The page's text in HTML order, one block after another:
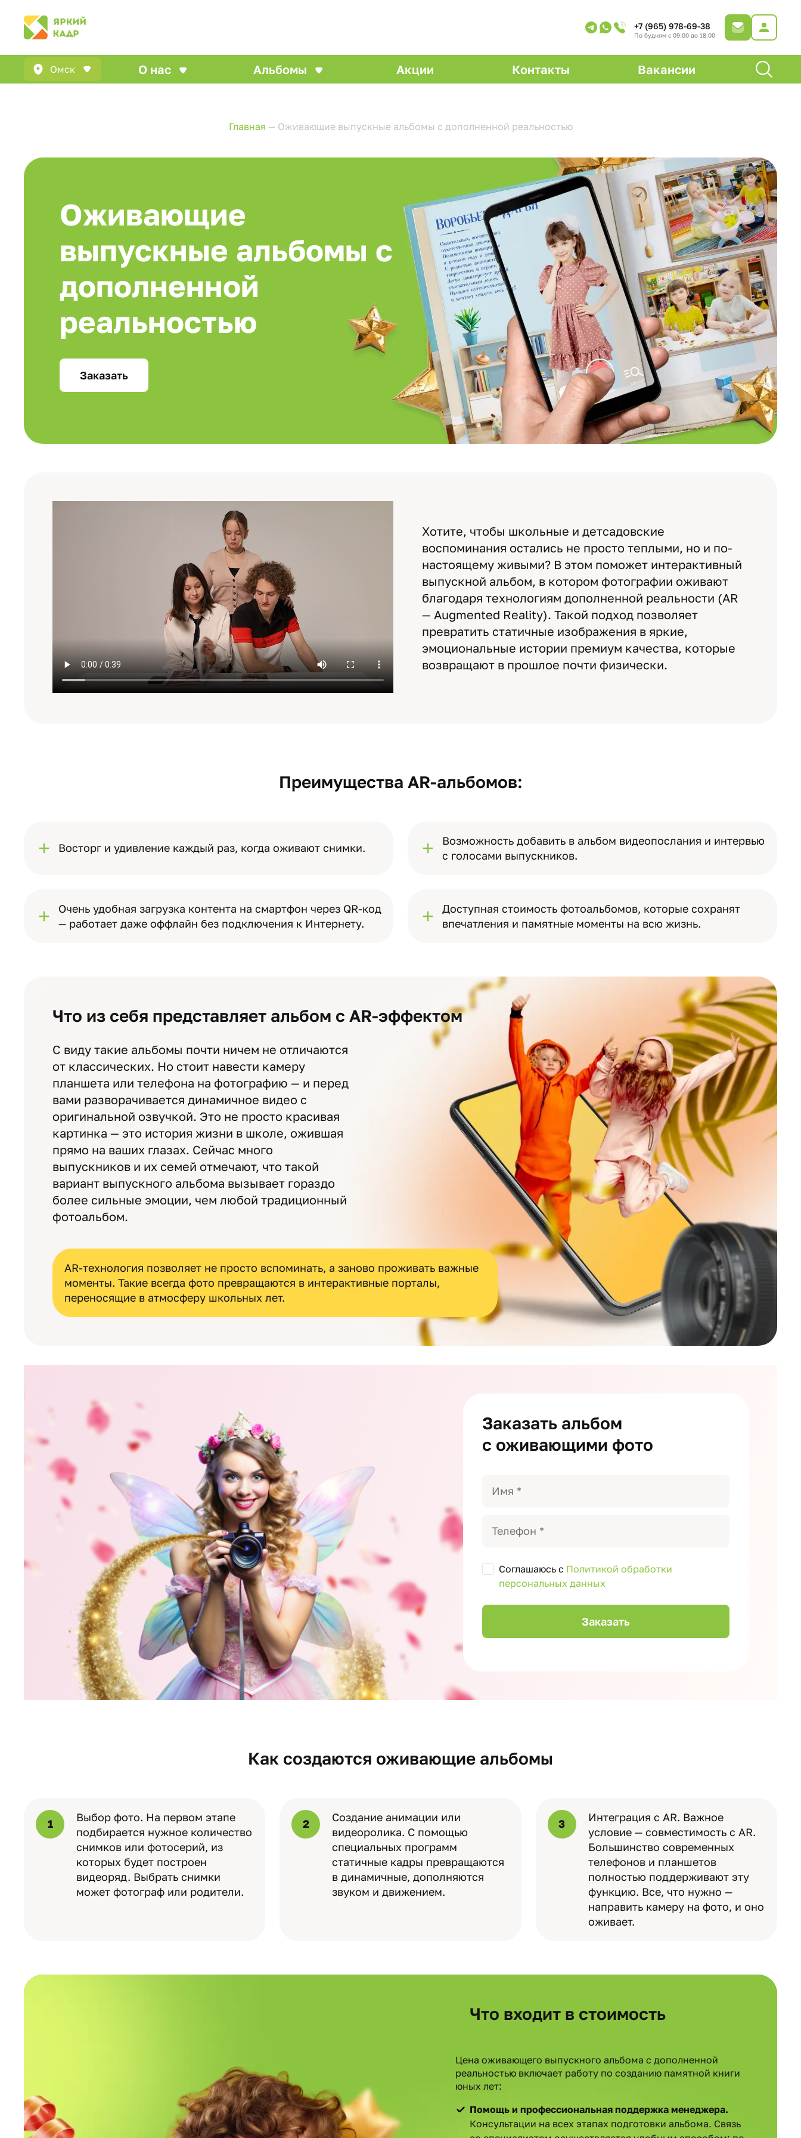
+7 (965) 978-69-38
По будням с 09:00 до 18:00
Омск О нас Альбомы Акции Контакты Вакансии
Главная — Оживающие выпускные альбомы с дополненной реальностью
Оживающие
выпускные альбомы с
дополненной
реальностью
Заказать
Хотите, чтобы школьные и детсадовские
воспоминания остались не просто теплыми, но и по-
настоящему живыми? В этом поможет интерактивный
выпускной альбом, в котором фотографии оживают
благодаря технологиям дополненной реальности (AR
— Augmented Reality). Такой подход позволяет
превратить статичные изображения в яркие,
эмоциональные истории премиум качества, которые
возвращают в прошлое почти физически.
Преимущества AR-альбомов:
Восторг и удивление каждый раз, когда оживают снимки.
Возможность добавить в альбом видеопослания и интервью
с голосами выпускников.
Очень удобная загрузка контента на смартфон через QR-код
— работает даже оффлайн без подключения к Интернету.
Доступная стоимость фотоальбомов, которые сохранят
впечатления и памятные моменты на всю жизнь.
Что из себя представляет альбом с AR-эффектом
С виду такие альбомы почти ничем не отличаются
от классических. Но стоит навести камеру
планшета или телефона на фотографию — и перед
вами разворачивается динамичное видео с
оригинальной озвучкой. Это не просто красивая
картинка — это история жизни в школе, ожившая
прямо на ваших глазах. Сейчас много
выпускников и их семей отмечают, что такой
вариант выпускного альбома вызывает гораздо
более сильные эмоции, чем любой традиционный
фотоальбом.
AR-технология позволяет не просто вспоминать, а заново проживать важные
моменты. Такие всегда фото превращаются в интерактивные порталы,
переносящие в атмосферу школьных лет.
Заказать альбом
с оживающими фото
Соглашаюсь с Политикой обработки
персональных данных
Как создаются оживающие альбомы
1
Выбор фото. На первом этапе
подбирается нужное количество
снимков или фотосерий, из
которых будет построен
видеоряд. Выбрать снимки
может фотограф или родители.
2
Создание анимации или
видеоролика. С помощью
специальных программ
статичные кадры превращаются
в динамичные, дополняются
звуком и движением.
3
Интеграция с AR. Важное
условие — совместимость с AR.
Большинство современных
телефонов и планшетов
полностью поддерживают эту
функцию. Все, что нужно —
направить камеру на фото, и оно
оживает.
Что входит в стоимость
Цена оживающего выпускного альбома с дополненной
реальностью включает работу по созданию памятной книги
юных лет:
Помощь и профессиональная поддержка менеджера.
Консультации на всех этапах подготовки альбома. Связь